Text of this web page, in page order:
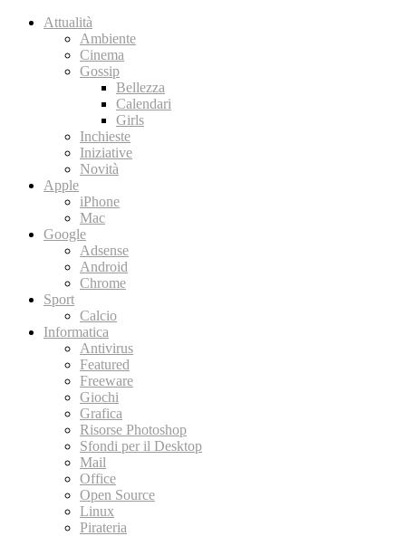
Attualità
Ambiente
Cinema
Gossip
Bellezza
Calendari
Girls
Inchieste
Iniziative
Novità
Apple
iPhone
Mac
Google
Adsense
Android
Chrome
Sport
Calcio
Informatica
Antivirus
Featured
Freeware
Giochi
Grafica
Risorse Photoshop
Sfondi per il Desktop
Mail
Office
Open Source
Linux
Pirateria